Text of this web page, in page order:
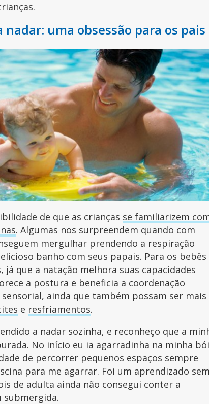
nadar: uma obsessão para os pais
de que as crianças se familiarizem
. Algumas nos surpreendem quando com
mergulhar prendendo a respiração
banho com seus papais. Para os bebês
que a natação melhora suas capacidades
a postura e beneficia a coordenação
ainda que também possam ser mais
e resfriamentos.
a nadar sozinha, e reconheço que a
No início eu ia agarradinha na minha
de percorrer pequenos espaços sempre
para me agarrar. Foi um aprendizado sem
de adulta ainda não consegui conter a
submergida.